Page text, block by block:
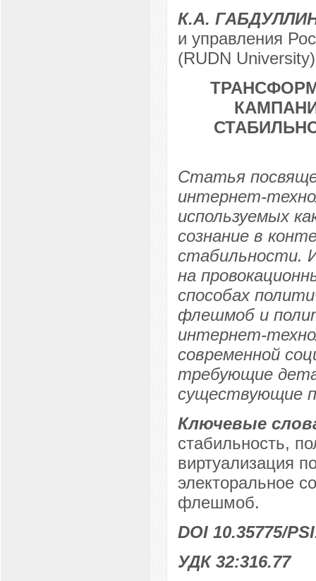
К.А.
и управления
(RUDN
Статья
интернет-
используемых
сознание в
стабильности.
на
способах
флешмоб и
интернет-
современной
требующие
существующие
Ключевые
стабильность,
виртуализация
электоральное
флешмоб.
DOI 10.35775/
УДК 32:316.77